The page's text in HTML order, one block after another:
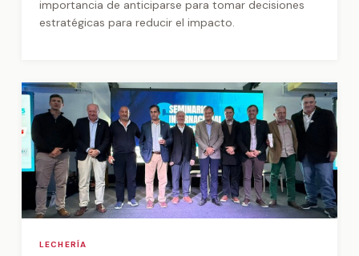
importancia de anticiparse para tomar decisiones
estratégicas para reducir el impacto.
LECHERÍA